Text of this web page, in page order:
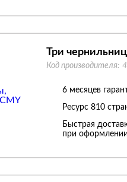
Три
Код производителя:
6 месяцев
Ресурс 810
Быстрая
при